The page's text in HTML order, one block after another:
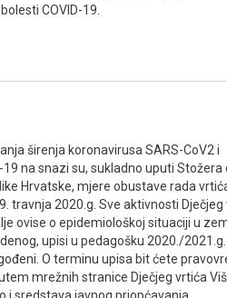
COVID-19.
širenja koronavirusa SARS-CoV2 i
19 na snazi su, sukladno uputi Stožera
Hrvatske, mjere obustave rada
travnja 2020.g. Sve aktivnosti Dječjeg
ovise o epidemiološkoj situaciji u
upisi u pedagošku 2020./
O terminu upisa bit ćete
mrežnih stranice Dječjeg vrtića